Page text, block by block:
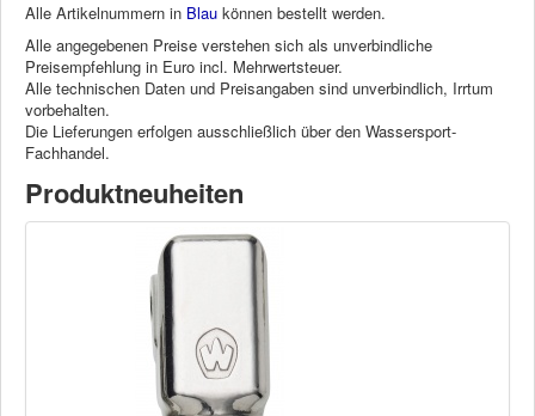
Alle Artikelnummern in Blau können bestellt werden.
Alle angegebenen Preise verstehen sich als unverbindliche
Preisempfehlung in Euro incl. Mehrwertsteuer.
Alle technischen Daten und Preisangaben sind unverbindlich, Irrtum
vorbehalten.
Die Lieferungen erfolgen ausschließlich über den Wassersport-
Fachhandel.
Produktneuheiten